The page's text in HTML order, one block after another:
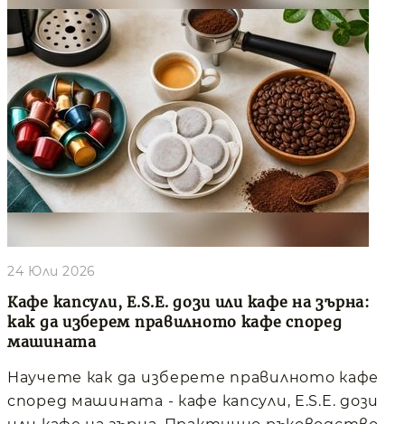
Кафе капсули, E.S.E. дози или кафе на зърна:
как да изберем правилното кафе според
машината
24 Юли 2026
Научете как да изберете правилното кафе
според машината - кафе капсули, E.S.E. дози